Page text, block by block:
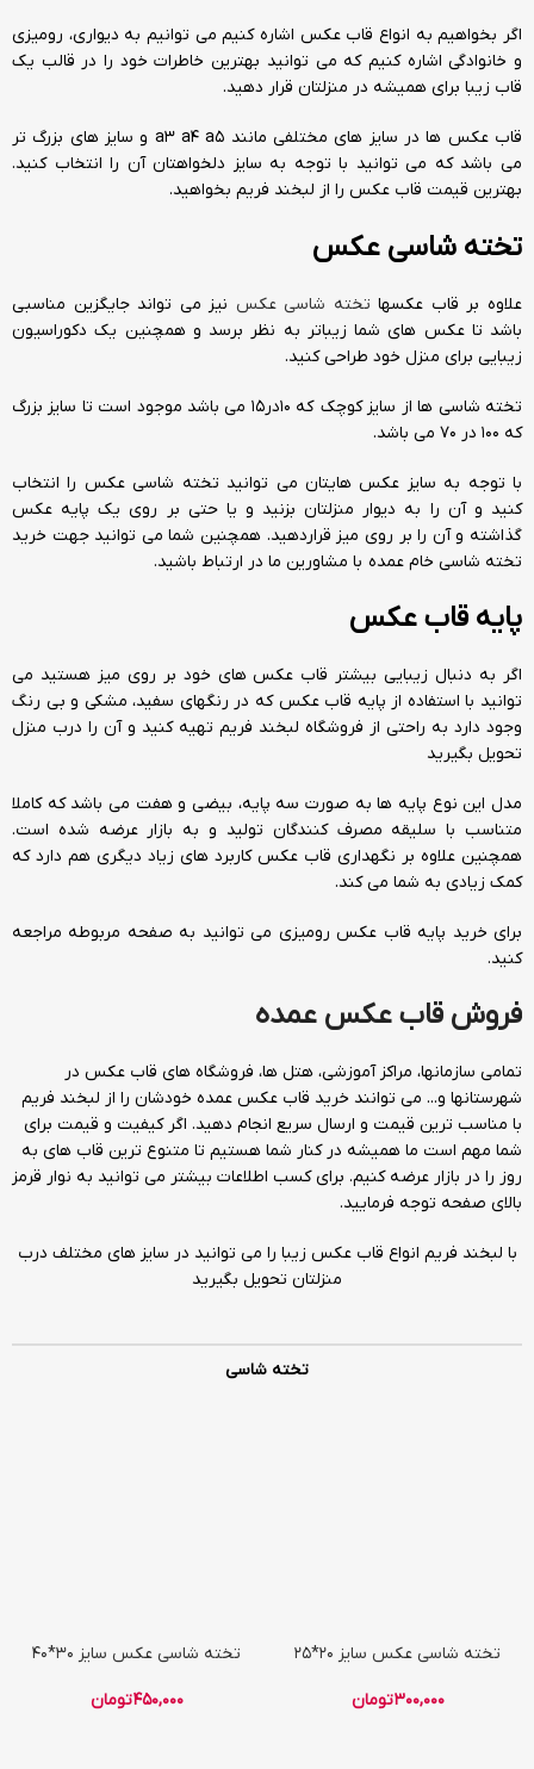
اگر بخواهیم به انواع قاب عکس اشاره کنیم می توانیم به دیواری، رومیزی
و خانوادگی اشاره کنیم که می توانید بهترین خاطرات خود را در قالب یک
قاب زیبا برای همیشه در منزلتان قرار دهید.
قاب عکس ها در سایز های مختلفی مانند a3 a4 a5 و سایز های بزرگ تر
می باشد که می توانید با توجه به سایز دلخواهتان آن را انتخاب کنید.
بهترین قیمت قاب عکس را از لبخند فریم بخواهید.
تخته شاسی عکس
علاوه بر قاب عکسها تخته شاسی عکس نیز می تواند جایگزین مناسبی
باشد تا عکس های شما زیباتر به نظر برسد و همچنین یک دکوراسیون
زیبایی برای منزل خود طراحی کنید.
تخته شاسی ها از سایز کوچک که 10در15 می باشد موجود است تا سایز بزرگ
که 100 در 70 می باشد.
با توجه به سایز عکس هایتان می توانید تخته شاسی عکس را انتخاب
کنید و آن را به دیوار منزلتان بزنید و یا حتی بر روی یک پایه عکس
گذاشته و آن را بر روی میز قراردهید. همچنین شما می توانید جهت خرید
تخته شاسی خام عمده با مشاورین ما در ارتباط باشید.
پایه قاب عکس
اگر به دنبال زیبایی بیشتر قاب عکس های خود بر روی میز هستید می
توانید با استفاده از پایه قاب عکس که در رنگهای سفید، مشکی و بی رنگ
وجود دارد به راحتی از فروشگاه لبخند فریم تهیه کنید و آن را درب منزل
تحویل بگیرید
مدل این نوع پایه ها به صورت سه پایه، بیضی و هفت می باشد که کاملا
متناسب با سلیقه مصرف کنندگان تولید و به بازار عرضه شده است.
همچنین علاوه بر نگهداری قاب عکس کاربرد های زیاد دیگری هم دارد که
کمک زیادی به شما می کند.
برای خرید پایه قاب عکس رومیزی می توانید به صفحه مربوطه مراجعه
کنید.
فروش قاب عکس عمده
تمامی سازمانها، مراکز آموزشی، هتل ها، فروشگاه های قاب عکس در
شهرستانها و... می توانند خرید قاب عکس عمده خودشان را از لبخند فریم
با مناسب ترین قیمت و ارسال سریع انجام دهید. اگر کیفیت و قیمت برای
شما مهم است ما همیشه در کنار شما هستیم تا متنوع ترین قاب های به
روز را در بازار عرضه کنیم. برای کسب اطلاعات بیشتر می توانید به نوار قرمز
بالای صفحه توجه فرمایید.
با لبخند فریم انواع قاب عکس زیبا را می توانید در سایز های مختلف درب
منزلتان تحویل بگیرید
تخته شاسی
تخته شاسی عکس سایز 20*25
300,000تومان
تخته شاسی عکس سایز 30*40
450,000تومان